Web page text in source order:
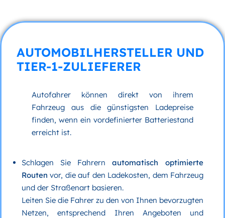
AUTOMOBILHERSTELLER UND
TIER-1-ZULIEFERER
Autofahrer können direkt von ihrem
Fahrzeug aus die günstigsten Ladepreise
finden, wenn ein vordefinierter Batteriestand
erreicht ist.
Schlagen Sie Fahrern automatisch optimierte
Routen vor, die auf den Ladekosten, dem Fahrzeug
und der Straßenart basieren.
Leiten Sie die Fahrer zu den von Ihnen bevorzugten
Netzen, entsprechend Ihren Angeboten und